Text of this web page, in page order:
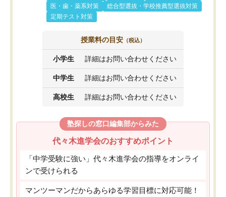
医・歯・薬系対策
総合型選抜・学校推薦型選抜対策
定期テスト対策
授業料の目安 （税込）
小学生 詳細はお問い合わせください
中学生 詳細はお問い合わせください
高校生 詳細はお問い合わせください
塾探しの窓口編集部からみた
代々木進学会のおすすめポイント
「中学受験に強い」代々木進学会の指導をオンライ
ンで受けられる
マンツーマンだからあらゆる学習目標に対応可能！